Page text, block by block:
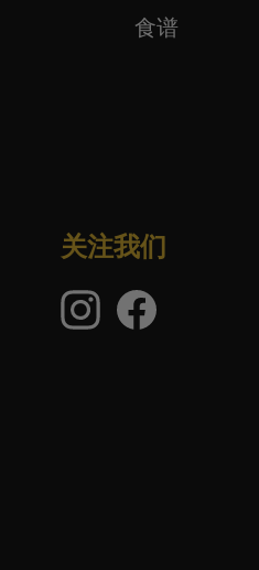
食谱
关注我们
Instagram
在